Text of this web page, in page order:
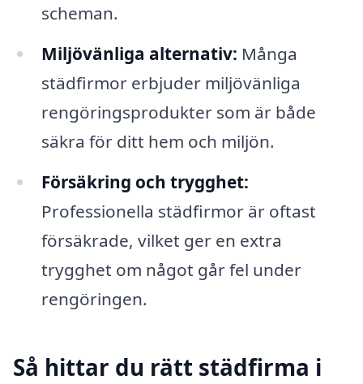
scheman.
Miljövänliga alternativ: Många
städfirmor erbjuder miljövänliga
rengöringsprodukter som är både
säkra för ditt hem och miljön.
Försäkring och trygghet:
Professionella städfirmor är oftast
försäkrade, vilket ger en extra
trygghet om något går fel under
rengöringen.
Så hittar du rätt städfirma i